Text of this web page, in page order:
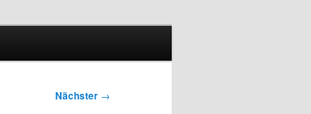
Nächster →